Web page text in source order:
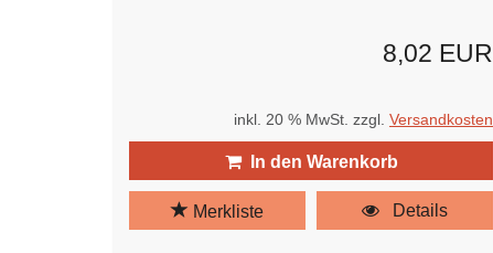
8,02 EUR
inkl. 20 % MwSt. zzgl. Versandkosten
In den Warenkorb
Merkliste Details